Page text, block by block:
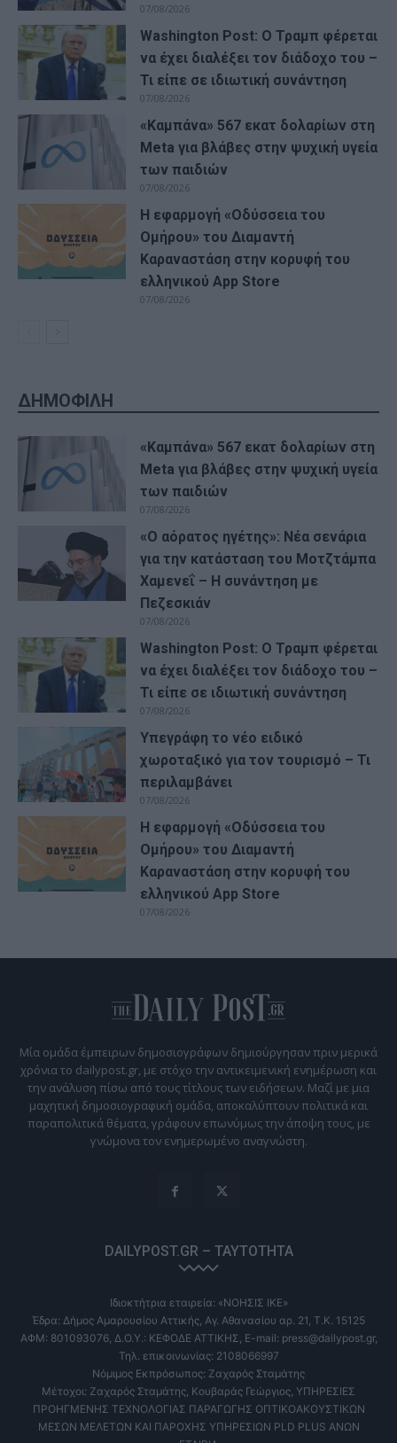
07/08/2026
Washington Post: Ο Τραμπ φέρεται
να έχει διαλέξει τον διάδοχο του –
Τι είπε σε ιδιωτική συνάντηση
07/08/2026
«Καμπάνα» 567 εκατ δολαρίων στη
Meta για βλάβες στην ψυχική υγεία
των παιδιών
07/08/2026
Η εφαρμογή «Οδύσσεια του
Ομήρου» του Διαμαντή
Καραναστάση στην κορυφή του
ελληνικού App Store
07/08/2026
ΔΗΜΟΦΙΛΗ
«Καμπάνα» 567 εκατ δολαρίων στη
Meta για βλάβες στην ψυχική υγεία
των παιδιών
07/08/2026
«Ο αόρατος ηγέτης»: Νέα σενάρια
για την κατάσταση του Μοτζτάμπα
Χαμενεΐ – Η συνάντηση με
Πεζεσκιάν
07/08/2026
Washington Post: Ο Τραμπ φέρεται
να έχει διαλέξει τον διάδοχο του –
Τι είπε σε ιδιωτική συνάντηση
07/08/2026
Υπεγράφη το νέο ειδικό
χωροταξικό για τον τουρισμό – Τι
περιλαμβάνει
07/08/2026
Η εφαρμογή «Οδύσσεια του
Ομήρου» του Διαμαντή
Καραναστάση στην κορυφή του
ελληνικού App Store
07/08/2026
Μία ομάδα έμπειρων δημοσιογράφων δημιούργησαν πριν μερικά
χρόνια το dailypost.gr, με στόχο την αντικειμενική ενημέρωση και
την ανάλυση πίσω από τους τίτλους των ειδήσεων. Μαζί με μια
μαχητική δημοσιογραφική ομάδα, αποκαλύπτουν πολιτικά και
παραπολιτικά θέματα, γράφουν επωνύμως την άποψη τους, με
γνώμονα τον ενημερωμένο αναγνώστη.
DAILYPOST.GR – ΤΑΥΤΌΤΗΤΑ
Ιδιοκτήτρια εταιρεία: «ΝΟΗΣΙΣ ΙΚΕ»
Έδρα: Δήμος Αμαρουσίου Αττικής, Αγ. Αθανασίου αρ. 21, Τ.Κ. 15125
ΑΦΜ: 801093076, Δ.Ο.Υ.: ΚΕΦΟΔΕ ΑΤΤΙΚΗΣ, E-mail: press@dailypost.gr,
Τηλ. επικοινωνίας: 2108066997
Νόμιμος Εκπρόσωπος: Ζαχαρός Σταμάτης
Μέτοχοι: Ζαχαρός Σταμάτης, Κουβαράς Γεώργιος, ΥΠΗΡΕΣΙΕΣ
ΠΡΟΗΓΜΕΝΗΣ ΤΕΧΝΟΛΟΓΙΑΣ ΠΑΡΑΓΩΓΗΣ ΟΠΤΙΚΟΑΚΟΥΣΤΙΚΩΝ
ΜΕΣΩΝ ΜΕΛΕΤΩΝ ΚΑΙ ΠΑΡΟΧΗΣ ΥΠΗΡΕΣΙΩΝ PLD PLUS ΑΝΩΝ